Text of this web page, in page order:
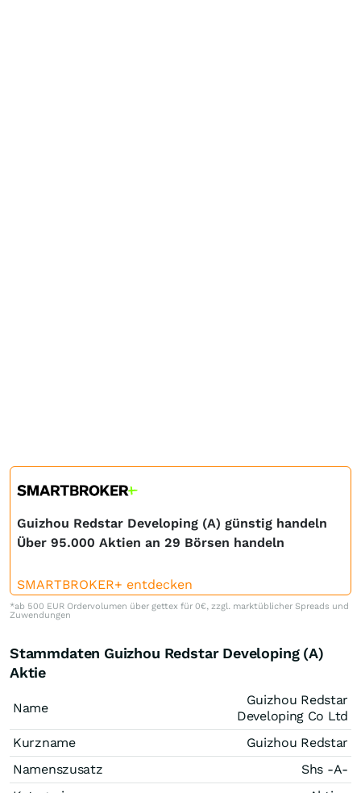
Guizhou Redstar Developing (A) günstig handeln
Über 95.000 Aktien an 29 Börsen handeln
SMARTBROKER+ entdecken
*ab 500 EUR Ordervolumen über gettex für 0€, zzgl. marktüblicher Spreads und
Zuwendungen
Stammdaten Guizhou Redstar Developing (A)
Aktie
Name
Guizhou Redstar
Developing Co Ltd
Kurzname
Guizhou Redstar
Namenszusatz
Shs -A-